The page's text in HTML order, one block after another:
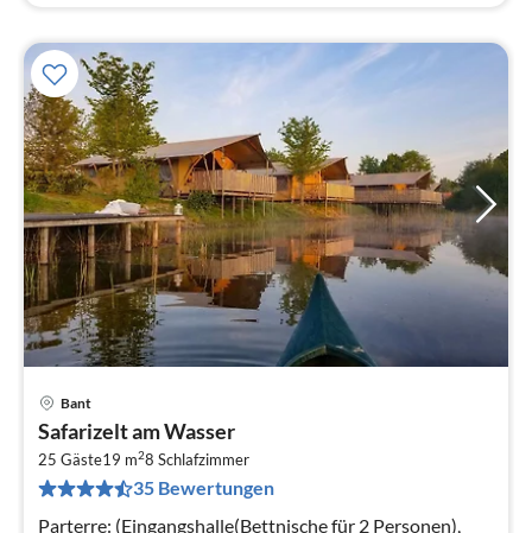
Bant
Safarizelt am Wasser
25 Gäste19 m28 Schlafzimmer
35 Bewertungen
Parterre: (Eingangshalle(Bettnische für 2 Personen),